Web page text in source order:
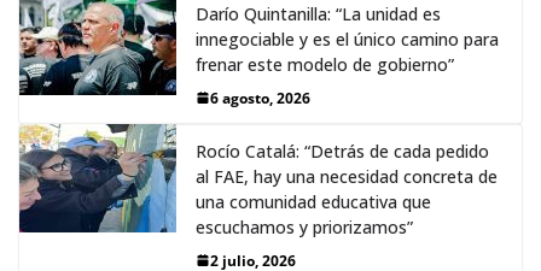
Darío Quintanilla: “La unidad es
innegociable y es el único camino para
frenar este modelo de gobierno”
6 agosto, 2026
Rocío Catalá: “Detrás de cada pedido
al FAE, hay una necesidad concreta de
una comunidad educativa que
escuchamos y priorizamos”
2 julio, 2026